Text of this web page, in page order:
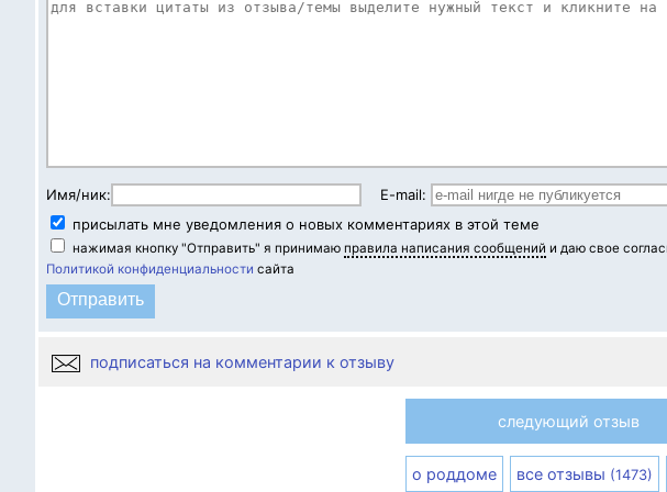
Имя/ник:
E-mail:
присылать мне уведомления о новых комментариях в этой теме
нажимая кнопку "Отправить" я принимаю правила написания сообщений и даю свое
Политикой конфиденциальности сайта
подписаться на комментарии к отзыву
следующий отзыв
о роддоме все отзывы (1473)